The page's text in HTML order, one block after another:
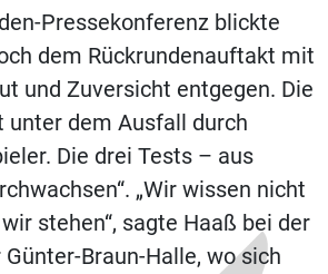
Pressekonferenz blickte
dem Rückrundenauftakt mit
und Zuversicht entgegen. Die
dem Ausfall durch
Die drei Tests – aus
„Wir wissen nicht
stehen“, sagte Haaß bei der
Braun-Halle, wo sich